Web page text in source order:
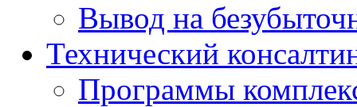
Вывод на
Технический
Программы